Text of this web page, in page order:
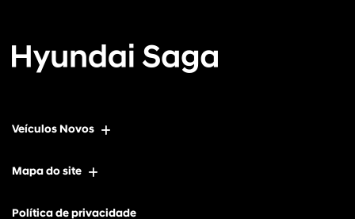
Veículos Novos
Mapa do site
Política de privacidade